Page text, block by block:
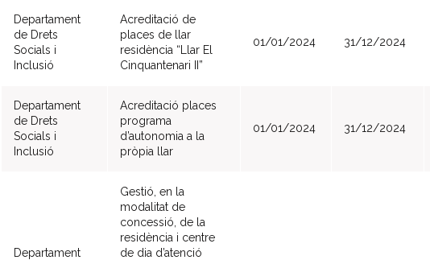
Departament
de Drets
Socials i
Inclusió
Acreditació de
places de llar
residència “Llar El
Cinquantenari II”
01/01/2024 31/12/2024
Departament
de Drets
Socials i
Inclusió
Acreditació places
programa
d’autonomia a la
pròpia llar
01/01/2024 31/12/2024
Departament
Gestió, en la
modalitat de
concessió, de la
residència i centre
de dia d’atenció